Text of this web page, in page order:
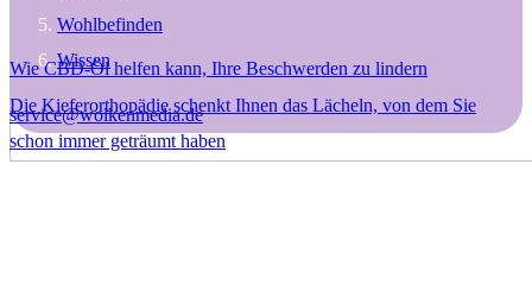
Wie CBD-Öl helfen kann, Ihre Beschwerden zu lindern
Die Kieferorthopädie schenkt Ihnen das Lächeln, von dem Sie
schon immer geträumt haben
Wohlbefinden
Wissen
service@wolkenmedia.de